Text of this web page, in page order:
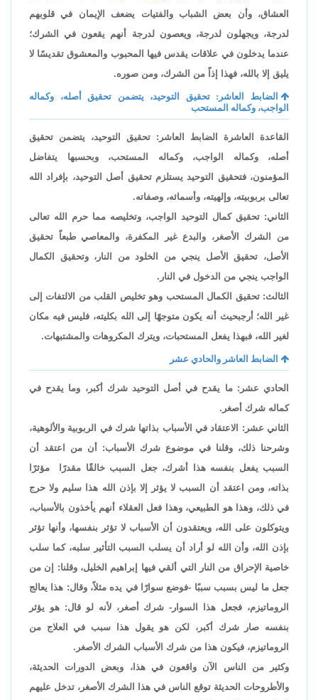
العشاق، وأن بعض الشباب والفتيات يضعف الإيمان في قلوبهم
لدرجة، ويجهلون لدرجة، ويعصون لدرجة أنهم يقعون في الشرك؛
عندما يدخلون في علاقات يقدس فيها المحبوب والمعشوق تقديسًا لا
يليق إلا بالله، فهذا إذاً من الشرك، ومن صوره.
الضابط العاشر: تحقيق التوحيد، يتضمن تحقيق أصله، وكماله
الواجب، وكماله المستحب
القاعدة العاشرة الضابط العاشر: تحقيق التوحيد، يتضمن تحقيق
أصله، وكماله الواجب، وكماله المستحب، وبحسبها يتفاضل
المؤمنون، فتحقيق التوحيد يستلزم تحقيق أصل التوحيد، بإفراد الله
تعالى بربوبيته، وإلهيته، وأسمائه، وصفاته.
الثاني: تحقيق كمال التوحيد الواجب، وتخليصه مما حرم الله تعالى
من الشرك الأصغر، والبدع غير المكفرة، والمعاصي طبعاً تحقيق
الأصل، تحقيق الأصل ينجي من الخلود من النار، وتحقيق الكمال
الواجب ينجي من الدخول في النار.
الثالث: تحقيق الكمال المستحب وهو تخليص القلب من الالتفات إلى
غير الله؛ أرجبحيث أنه يكون متوجهًا إلى الله بكليته، فليس فيه مكان
لغير الله، فبهذا يفعل المستحبات، ويترك المكروهات والمشتبهات.
الضابط العاشر والحادي عشر
الحادي عشر: ما يقدح في أصل التوحيد شرك أكبر، وما يقدح في
كماله شرك أصغر.
الثاني عشر: الاعتقاد في الأسباب بذاتها شرك في الربوبية والألوهية،
وشرحنا ذلك، وقلنا في موضوع شرك الأسباب: أن من اعتقد أن
السبب يفعل بنفسه هذا أشرك، جعل السبب خالقًا مقدرًا مؤثرًا
بذاته، ومن اعتقد أن السبب لا يؤثر إلا بإذن الله هذا سليم ولا حرج
في ذلك، وهذا هو الطبيعي، وهذا فعل العقلاء أنهم يأخذون بالأسباب،
ويتوكلون على الله، ويعتقدون أن الأسباب لا تؤثر بنفسها، وأنها تؤثر
بإذن الله، وأن الله لو أراد أن يسلب السبب التأثير سلبه، كما سلب
خاصية الإحراق من النار التي ألقي فيها إبراهيم الخليل، وقلنا: إن من
جعل ما ليس بسبب سببًا -فوضع سوارًا في يده مثلاً، وقال: هذا يعالج
الروماتيزم، فجعل هذا السوار- شرك أصغر، لأنه لو قال: هو يؤثر
بنفسه صار شرك أكبر، لكن هو يقول هذا سبب في العلاج من
الروماتيزم، فيكون هذا من شرك الأسباب الشرك الأصغر.
وكثير من الناس الآن واقعون في هذا، وبعض الدورات الحديثة،
والأطروحات الحديثة توقع الناس في هذا الشرك الأصغر، تدخل عليهم